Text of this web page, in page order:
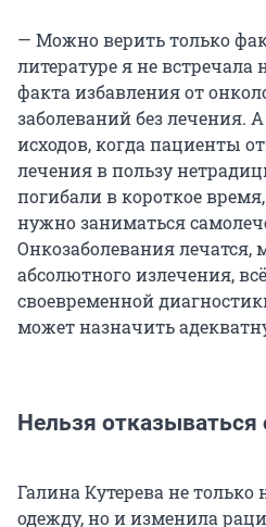
— Можно верить только
литературе я не встречала
факта избавления от
заболеваний без лечения.
исходов, когда пациенты
лечения в пользу
погибали в короткое
нужно заниматься
Онкозаболевания лечатся,
абсолютного излечения,
своевременной
может назначить
Нельзя отказываться
Галина Кутерева не только
одежду, но и изменила